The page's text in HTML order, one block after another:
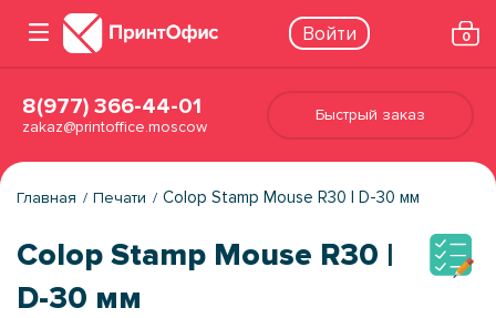
Войти 0
8(977) 366-44-01
zakaz@printoffice.moscow
Быстрый заказ
Главная Печати Colop Stamp Mouse R30 | D-30 мм
Colop Stamp Mouse R30 |
D-30 мм